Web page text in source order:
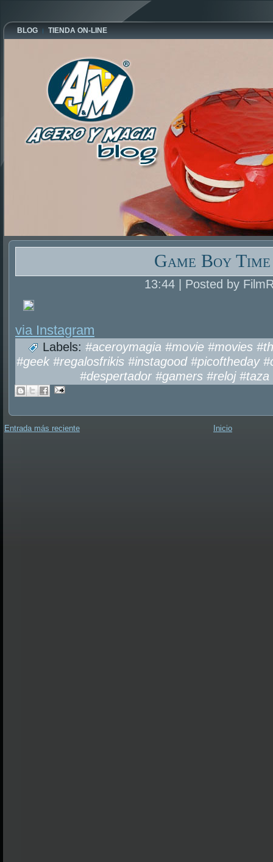
BLOG TIENDA ON-LINE
Game Boy Time
13:44 | Posted by
via Instagram
Labels:#aceroymagia #movie #movies
#geek #regalosfrikis #instagood #picoftheday
#despertador #gamers #reloj
Entrada más reciente Inicio